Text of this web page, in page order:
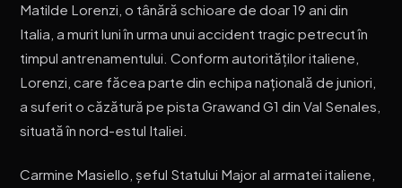
Matilde Lorenzi, o tânără schioare de doar 19 ani din
Italia, a murit luni în urma unui accident tragic petrecut în
timpul antrenamentului. Conform autorităților italiene,
Lorenzi, care făcea parte din echipa națională de juniori,
a suferit o căzătură pe pista Grawand G1 din Val Senales,
situată în nord-estul Italiei.
Carmine Masiello, șeful Statului Major al armatei italiene,